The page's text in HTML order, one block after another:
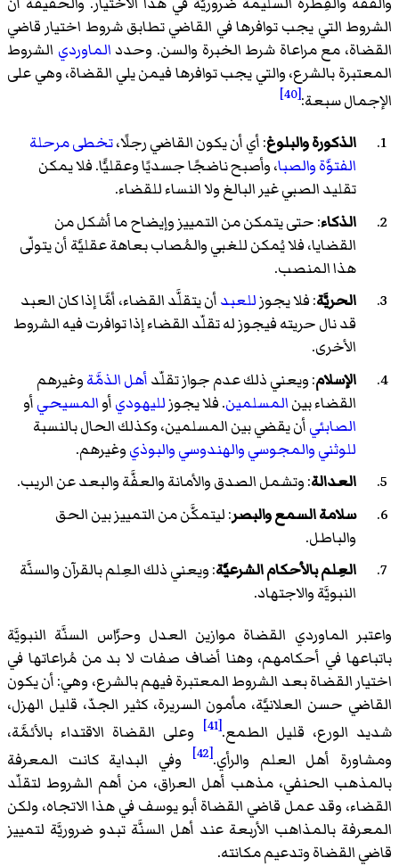
الشروط التي يجب توافرها في القاضي تطابق شروط اختيار قاضي
القضاة، مع مراعاة شرط الخبرة والسن. وحددالماوردي الشروط
المعتبرة بالشرع، والتي يجب توافرها فيمن يلي القضاة، وهي على
الإجمال سبعة:[40]
الذكورة والبلوغ: أي أن يكون القاضي رجلًا،تخطى مرحلة
الفتوَّة والصبا، وأصبح ناضجًا جسديًا وعقليًّا. فلا يمكن
تقليد الصبي غير البالغ ولا النساء للقضاء.
الذكاء: حتى يتمكن من التمييز وإيضاح ما أشكل من
القضايا، فلا يُمكن للغبي والمُصاب بعاهة عقليَّة أن يتولّى
هذا المنصب.
الحريَّة: فلا يجوزللعبدأن يتقلَّد القضاء، أمَّا إذا كان العبد
قد نال حريته فيجوز له تقلّد القضاء إذا توافرت فيه الشروط
الأخرى.
الإسلام: ويعني ذلك عدم جواز تقلّدأهل الذمَّةوغيرهم
القضاء بينالمسلمين. فلا يجوزلليهوديأوالمسيحيأو
الصابئيأن يقضي بين المسلمين، وكذلك الحال بالنسبة
للوثنيوالمجوسيوالهندوسيوالبوذيوغيرهم.
العدالة: وتشمل الصدق والأمانة والعفَّة والبعد عن الريب.
سلامة السمع والبصر: ليتمكَّن من التمييز بين الحق
والباطل.
العِلم بالأحكام الشرعيَّة: ويعني ذلك العِلم بالقرآن والسنَّة
النبويَّة والاجتهاد.
واعتبر الماوردي القضاة موازين العدل وحرَّاس السنَّة النبويَّة
باتباعها في أحكامهم، وهنا أضاف صفات لا بد من مُراعاتها في
اختيار القضاة بعد الشروط المعتبرة فيهم بالشرع، وهي: أن يكون
القاضي حسن العلانيَّة، مأمون السريرة، كثير الجدّ، قليل الهزل،
شديد الورع، قليل الطمع.[41]
وعلى القضاة الاقتداء بالأئمَّة،
ومشاورة أهل العلم والرأي.[42]
وفي البداية كانت المعرفة
بالمذهب الحنفي، مذهب أهل العراق، من أهم الشروط لتقلّد
القضاء، وقد عمل قاضي القضاة أبو يوسف في هذا الاتجاه، ولكن
المعرفة بالمذاهب الأربعة عند أهل السنَّة تبدو ضروريَّة لتمييز
قاضي القضاة وتدعيم مكانته.